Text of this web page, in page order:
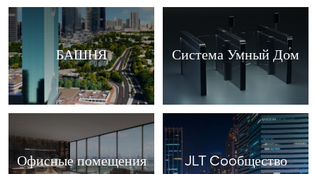
БАШНЯ Система Умный Дом
Офисные помещения JLT Cooбщество